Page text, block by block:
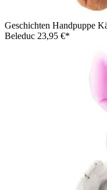
Geschichten Handpuppe
Beleduc 23,95 €*